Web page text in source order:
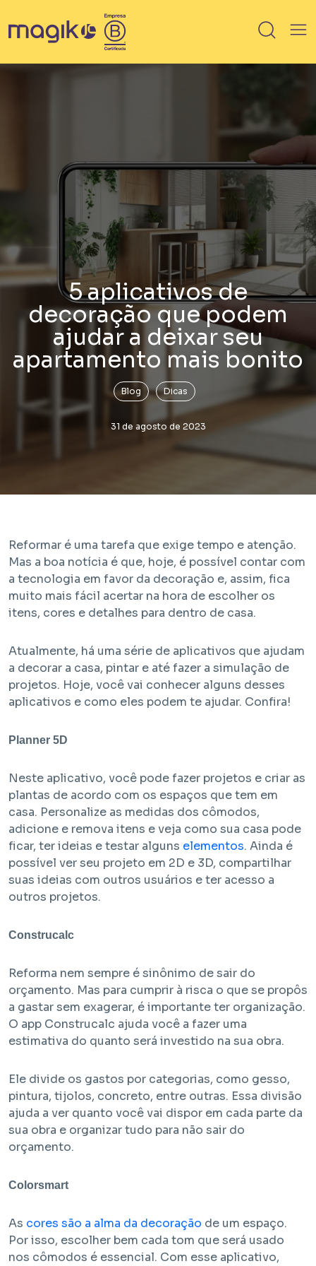
5 aplicativos de
decoração que podem
ajudar a deixar seu
apartamento mais bonito
Blog Dicas
31 de agosto de 2023
Reformar é uma tarefa que exige tempo e atenção.
Mas a boa notícia é que, hoje, é possível contar com
a tecnologia em favor da decoração e, assim, fica
muito mais fácil acertar na hora de escolher os
itens, cores e detalhes para dentro de casa.
Atualmente, há uma série de aplicativos que ajudam
a decorar a casa, pintar e até fazer a simulação de
projetos. Hoje, você vai conhecer alguns desses
aplicativos e como eles podem te ajudar. Confira!
Planner 5D
Neste aplicativo, você pode fazer projetos e criar as
plantas de acordo com os espaços que tem em
casa. Personalize as medidas dos cômodos,
adicione e remova itens e veja como sua casa pode
ficar, ter ideias e testar alguns elementos. Ainda é
possível ver seu projeto em 2D e 3D, compartilhar
suas ideias com outros usuários e ter acesso a
outros projetos.
Construcalc
Reforma nem sempre é sinônimo de sair do
orçamento. Mas para cumprir à risca o que se propôs
a gastar sem exagerar, é importante ter organização.
O app Construcalc ajuda você a fazer uma
estimativa do quanto será investido na sua obra.
Ele divide os gastos por categorias, como gesso,
pintura, tijolos, concreto, entre outras. Essa divisão
ajuda a ver quanto você vai dispor em cada parte da
sua obra e organizar tudo para não sair do
orçamento.
Colorsmart
As cores são a alma da decoração de um espaço.
Por isso, escolher bem cada tom que será usado
nos cômodos é essencial. Com esse aplicativo,
100% vendido
Saiba mais sobre HIS / HMP
Bem Viver Praça Fortunato
Bem Viver Albuquerque Lins
Santa Cecília - São Paulo / SP
Projeto EHMP com unidades de HIS 1, HMP e R2V
Em Obra
Bem Viver Angélica
Barra Funda - São Paulo / SP
Projeto HMP e R2V